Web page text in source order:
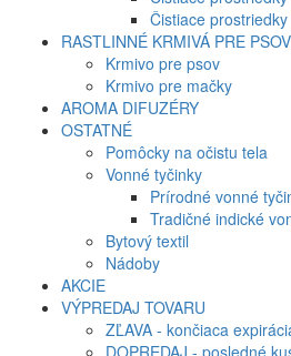
Čistiace
RASTLINNÉ KRMIVÁ PRE
Krmivo pre psov
Krmivo pre mačky
AROMA DIFUZÉRY
OSTATNÉ
Pomôcky na očistu tela
Vonné tyčinky
Prírodné vonné
Tradičné indické
Bytový textil
Nádoby
AKCIE
VÝPREDAJ TOVARU
ZĽAVA - končiaca
DOPREDAJ - posledné